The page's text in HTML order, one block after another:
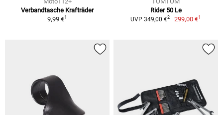
Verbandtasche Krafträder
9,99 €1
Rider 50 Le
UVP 349,00 €2 299,00 €1